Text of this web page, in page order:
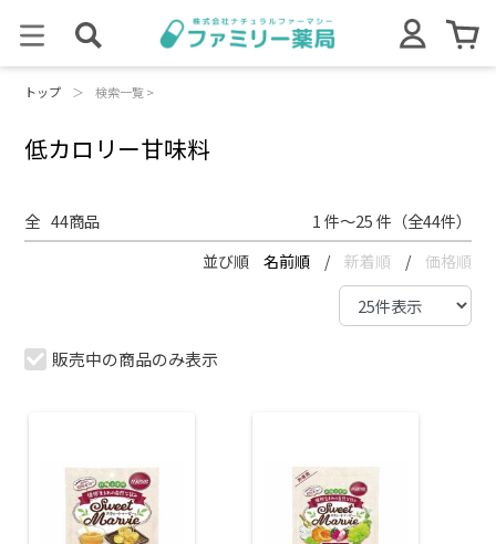
トップ ＞ 検索一覧 >
低カロリー甘味料
全 44商品 1 件～25 件（全44件）
並び順 名前順 / 新着順 / 価格順
販売中の商品のみ表示